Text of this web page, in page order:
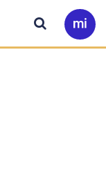
Ir
a
Buscar